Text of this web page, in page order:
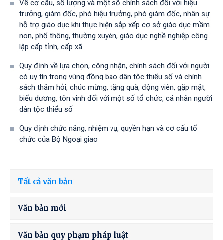
Về cơ cấu, số lượng và một số chính sách đối với hiệu
trưởng, giám đốc, phó hiệu trưởng, phó giám đốc, nhân sự
hỗ trợ giáo dục khi thực hiện sắp xếp cơ sở giáo dục mầm
non, phổ thông, thường xuyên, giáo dục nghề nghiệp công
lập cấp tỉnh, cấp xã
Quy định về lựa chọn, công nhận, chính sách đối với người
có uy tín trong vùng đồng bào dân tộc thiểu số và chính
sách thăm hỏi, chúc mừng, tặng quà, động viên, gặp mặt,
biểu dương, tôn vinh đối với một số tổ chức, cá nhân người
dân tộc thiểu số
Quy định chức năng, nhiệm vụ, quyền hạn và cơ cấu tổ
chức của Bộ Ngoại giao
Tất cả văn bản
Văn bản mới
Văn bản quy phạm pháp luật